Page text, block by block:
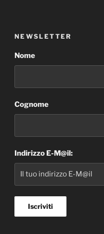
NEWSLETTER
Nome
Cognome
Indirizzo E-M@il: